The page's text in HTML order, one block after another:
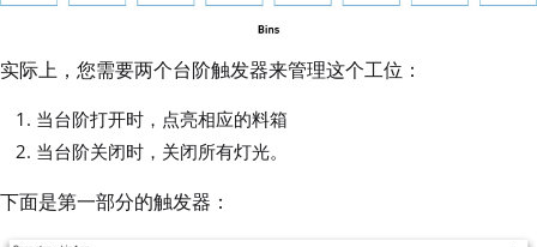
实际上，您需要两个台阶触发器来管理这个工位：
当台阶打开时，点亮相应的料箱
当台阶关闭时，关闭所有灯光。
下面是第一部分的触发器：